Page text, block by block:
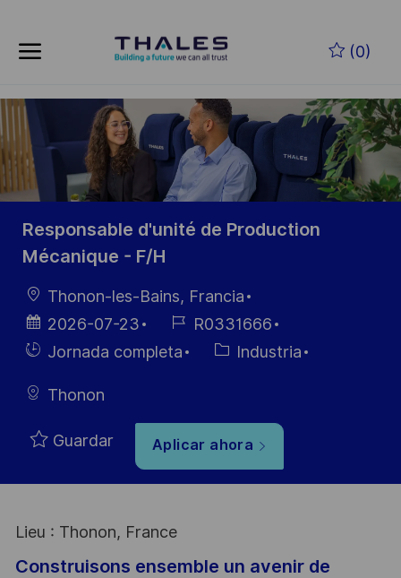
(0)
-
Responsable d'unité de Production
Mécanique - F/H
Ubicación
Thonon-les-Bains, Francia
Fecha de
publicación
2026-07-23
ID de
empleo
R0331666
HiringJornada completa Categoría
Industria
Thonon
Guardar Aplicar ahora
Lieu : Thonon, France
Construisons ensemble un avenir de